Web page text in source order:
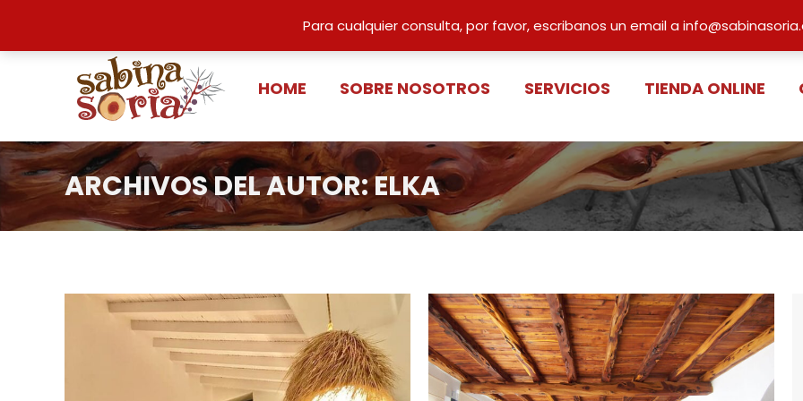
HOME SOBRE NOSOTROS SERVICIOS TIENDA ONLINE
ARCHIVOS DEL AUTOR:ELKA
Para cualquier consulta, por favor, escribanos un email a